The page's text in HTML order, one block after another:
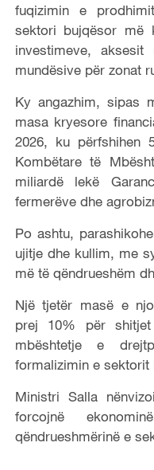
fuqizimin e
sektori bujqësor më
investimeve,
mundësive për zonat
Ky angazhim, sipas
masa kryesore
2026, ku përfshihen
Kombëtare të
miliardë lekë
fermerëve dhe
Po ashtu,
ujitje dhe kullim, me
më të qëndrueshëm
Një tjetër masë e
prej 10% për
mbështetje e
formalizimin e sektorit
Ministri Salla
forcojnë
qëndrueshmërinë e